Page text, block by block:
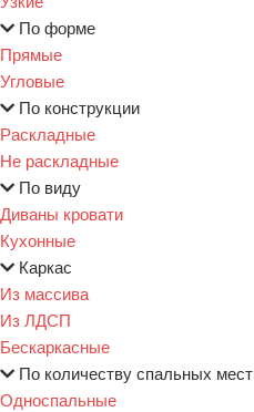
По форме
Прямые
Угловые
По конструкции
Раскладные
Не раскладные
По виду
Диваны кровати
Кухонные
Каркас
Из массива
Из ЛДСП
Бескаркасные
По количеству спальных мест
Односпальные